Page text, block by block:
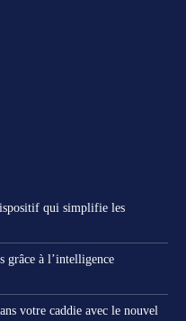
qui simplifie les
grâce à l’intelligence
votre caddie avec le nouvel